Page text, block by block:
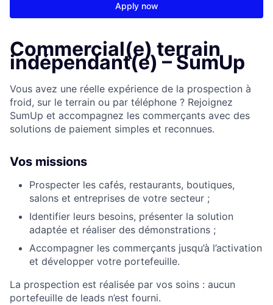
Apply now
Commercial(e) terrain
indépendant(e) – SumUp
Vous avez une réelle expérience de la prospection à
froid, sur le terrain ou par téléphone ? Rejoignez
SumUp et accompagnez les commerçants avec des
solutions de paiement simples et reconnues.
Vos missions
Prospecter les cafés, restaurants, boutiques,
salons et entreprises de votre secteur ;
Identifier leurs besoins, présenter la solution
adaptée et réaliser des démonstrations ;
Accompagner les commerçants jusqu’à l’activation
et développer votre portefeuille.
La prospection est réalisée par vos soins : aucun
portefeuille de leads n’est fourni.